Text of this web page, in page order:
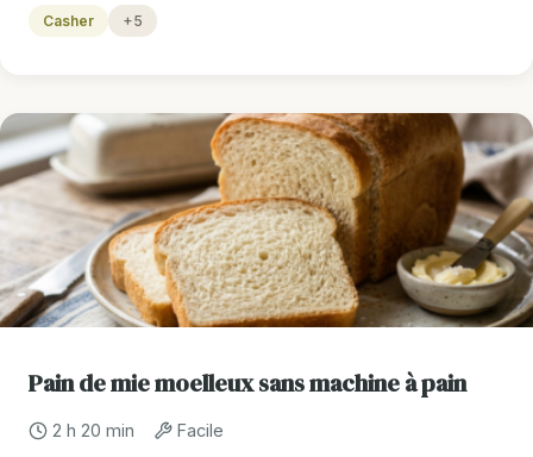
Casher +5
Pain de mie moelleux sans machine à pain
2 h 20 min Facile